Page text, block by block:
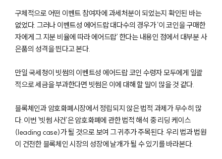
오시는 길
글로벌 파트너 로펌
고객의 소리
통합검색
업무사례
사례분석/최신동향
법률정보
법률지식인
고객후기
구체적으로 어떤 이벤트 참여자에 과세처분이 되었는지 확인된 바는
없었다. 그러나 이벤트성 에어드랍 대다수의 경우가 '이 코인을 구매한
자에게 그 지분 비율에 따라 에어드랍' 한다는 내용인 점에서 대부분 사
은품의 성격을 띈다고 본다.
만일 국세청이 빗썸의 이벤트성 에어드랍 코인 수령자 모두에게 일괄
적으로 세금을 부과한다면 빗썸은 이에 대해 할 말이 많을 것 같다.
블록체인과 암호화폐시장에서 정립되지 않은 법적 과제가 무수히 많
다. 이번 '빗썸 사건'은 암호화폐에 관한 법적 해석 중 리딩 케이스
(leading case)가 될 것으로 보여 그 귀추가 주목된다. 우리 법과 법원
이 건전한 블록체인 시장의 성장에 날개가 될 수 있기를 바라본다.